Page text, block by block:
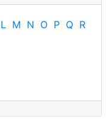
L M N O P Q R